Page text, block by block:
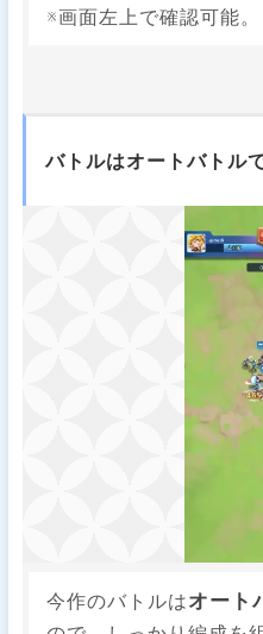
※画面左上で確認可能。
バトルはオートバトル
今作のバトルはオート